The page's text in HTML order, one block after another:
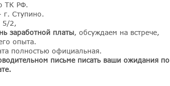
ТК РФ.
г. Ступино.
5/2,
заработной платы, обсуждаем на встрече,
опыта.
полностью официальная.
письме писать ваши ожидания по